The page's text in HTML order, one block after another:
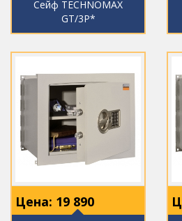
Сейф TECHNOMAX
GT/3P*
Цена: 19 890